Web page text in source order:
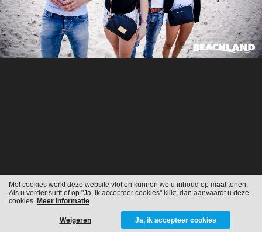
Met cookies werkt deze website vlot en kunnen we u inhoud op maat tonen.
Als u verder surft of op "Ja, ik accepteer cookies" klikt, dan aanvaardt u deze
cookies. Meer informatie
Weigeren Ja, ik accepteer cookies